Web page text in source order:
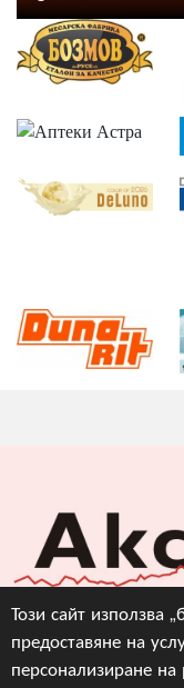
Този сайт използва
предоставяне на
персонализиране
Акцент БГ
info@akcent.bg
Facebook